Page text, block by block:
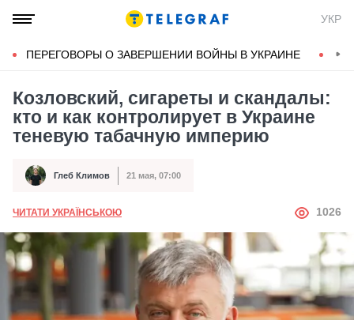
УКР
ПЕРЕГОВОРЫ О ЗАВЕРШЕНИИ ВОЙНЫ В УКРАИНЕ
Козловский, сигареты и скандалы:
кто и как контролирует в Украине
теневую табачную империю
Автор Глеб Климов
Дата публикации 21 мая, 07:00
ЧИТАТИ УКРАЇНСЬКОЮ АВТОР
1026